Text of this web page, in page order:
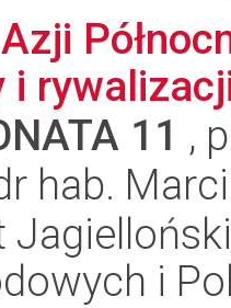
i
11 ,
hab.
i